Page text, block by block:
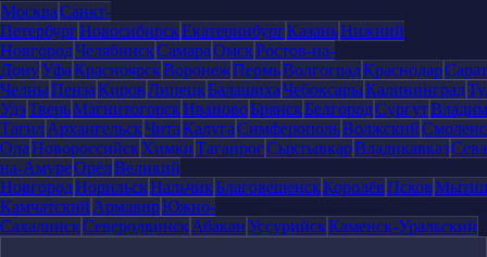
МоскваСанкт-
ПетербургНовосибирскЕкатеринбургКазаньНижний
НовгородЧелябинскСамараОмскРостов-на-
ДонуУфаКрасноярскВоронежПермьВолгоградКраснодар
ЧелныПензаКировЛипецкБалашихаЧебоксарыКалининград
УдэТверьМагнитогорскИвановоБрянскБелгородСургут
ТагилАрхангельскЧитаКалугаСимферопольВолжский
ОлаНовороссийскХимкиТаганрогСыктывкарВладикавказ
на-АмуреОрёлВеликий
НовгородНорильскНальчикБлаговещенскКоролёвПсков
Камчатский АрмавирЮжно-
СахалинскСеверодвинскАбаканУссурийскКаменск-Уральский